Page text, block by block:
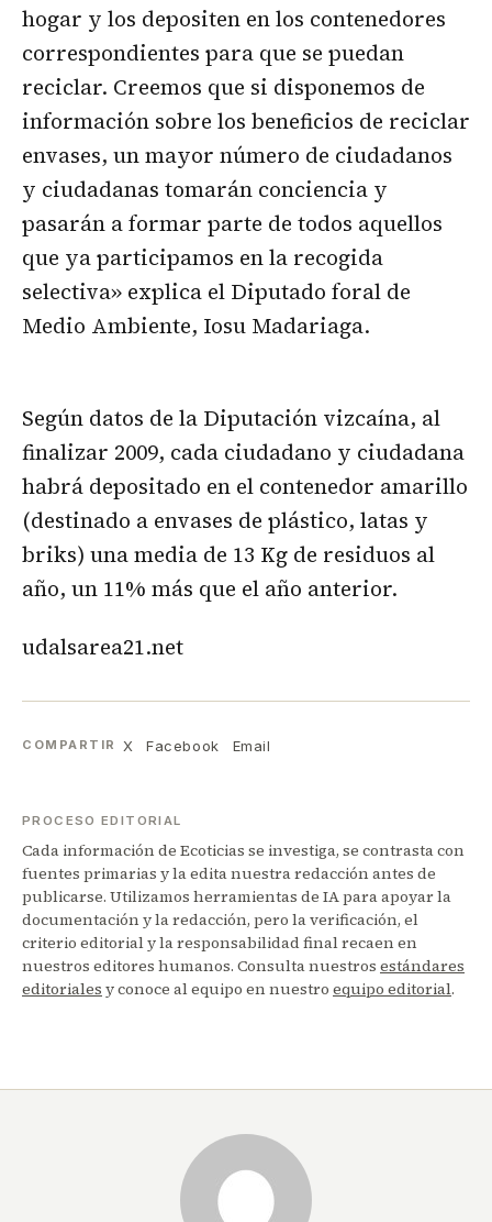
hogar y los depositen en los contenedores
correspondientes para que se puedan
reciclar. Creemos que si disponemos de
información sobre los beneficios de reciclar
envases, un mayor número de ciudadanos
y ciudadanas tomarán conciencia y
pasarán a formar parte de todos aquellos
que ya participamos en la recogida
selectiva» explica el Diputado foral de
Medio Ambiente, Iosu Madariaga.
Según datos de la Diputación vizcaína, al
finalizar 2009, cada ciudadano y ciudadana
habrá depositado en el contenedor amarillo
(destinado a envases de plástico, latas y
briks) una media de 13 Kg de residuos al
año, un 11% más que el año anterior.
udalsarea21.net
COMPARTIR X Facebook Email
PROCESO EDITORIAL
Cada información de Ecoticias se investiga, se contrasta con
fuentes primarias y la edita nuestra redacción antes de
publicarse. Utilizamos herramientas de IA para apoyar la
documentación y la redacción, pero la verificación, el
criterio editorial y la responsabilidad final recaen en
nuestros editores humanos. Consulta nuestros estándares
editoriales y conoce al equipo en nuestro equipo editorial.